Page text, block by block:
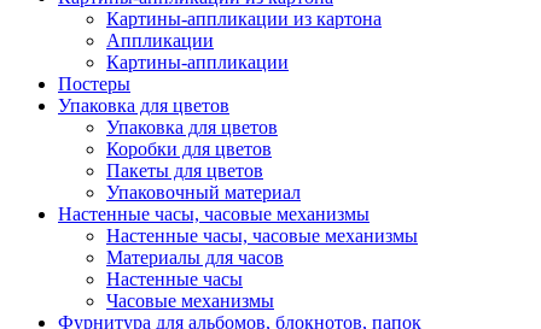
Картины-аппликации из картона
Аппликации
Картины-аппликации
Постеры
Упаковка для цветов
Упаковка для цветов
Коробки для цветов
Пакеты для цветов
Упаковочный материал
Настенные часы, часовые механизмы
Настенные часы, часовые механизмы
Материалы для часов
Настенные часы
Часовые механизмы
Фурнитура для альбомов, блокнотов, папок